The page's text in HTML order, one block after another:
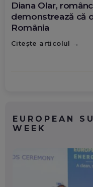
Diana Olar,
demonstrează că
România
Citește articolul
EUROPEAN
WEEK